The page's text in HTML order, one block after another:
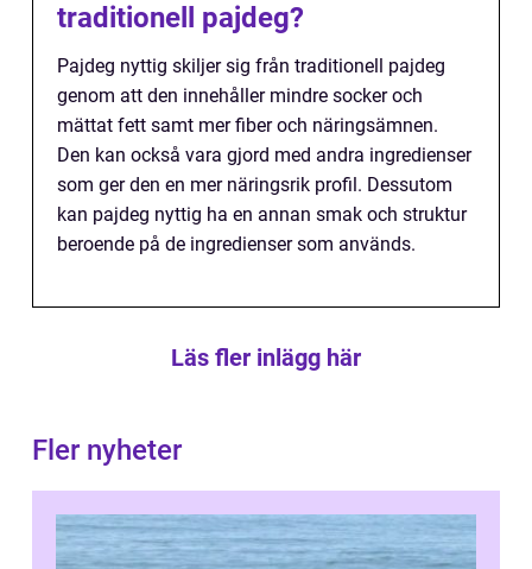
traditionell pajdeg?
Pajdeg nyttig skiljer sig från traditionell pajdeg
genom att den innehåller mindre socker och
mättat fett samt mer fiber och näringsämnen.
Den kan också vara gjord med andra ingredienser
som ger den en mer näringsrik profil. Dessutom
kan pajdeg nyttig ha en annan smak och struktur
beroende på de ingredienser som används.
Läs fler inlägg här
Fler nyheter